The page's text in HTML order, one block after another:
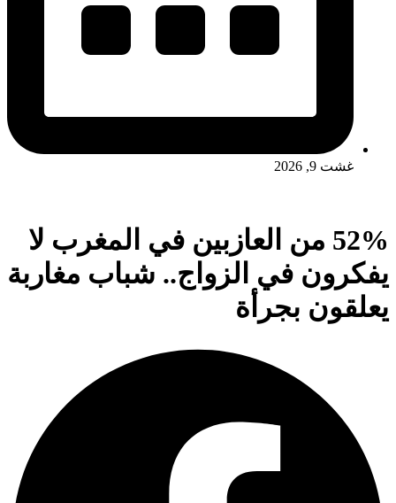
غشت 9, 2026
52% من العازبين في المغرب لا
يفكرون في الزواج.. شباب مغاربة
يعلقون بجرأة